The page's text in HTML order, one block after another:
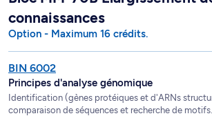
connaissances
Option - Maximum 16 crédits.
BIN 6002
Principes d'analyse génomique
Identification (gènes protéiques et d'ARNs
comparaison de séquences et recherche de